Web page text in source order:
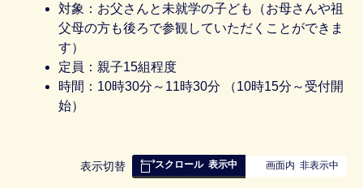
対象：お父さんと未就学の子ども（お母さんや祖
父母の方も後ろで参観していただくことができま
す）
定員：親子15組程度
時間：10時30分～11時30分 （10時15分～受付開
始）
表
表示切替 スクロール 表示中 画面内 非表示中